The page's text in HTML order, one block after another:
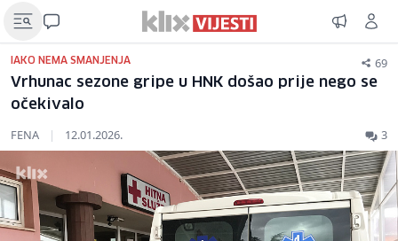
IAKO NEMA SMANJENJA 69
Vrhunac sezone gripe u HNK došao prije nego se
očekivalo
FENA | 12.01.2026. 3